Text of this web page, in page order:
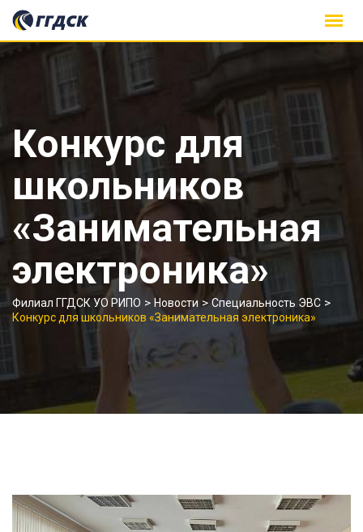
Skip
content
Конкурс для
школьников
«Занимательная
электроника»
Филиал ГГДСК УО РИПО > Новости >Специальность ЭВС >
Конкурс для школьников «Занимательная электроника»